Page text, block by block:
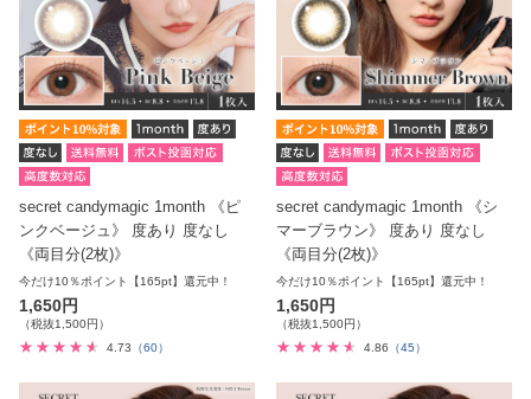
secret candymagic 1month 《ピ
ンクベージュ》 度あり 度なし
《両目分(2枚)》
今だけ10％ポイント【165pt】還元中！
1,650円
（税抜1,500円）
4.73 （60）
secret candymagic 1month 《シ
マーブラウン》 度あり 度なし
《両目分(2枚)》
今だけ10％ポイント【165pt】還元中！
1,650円
（税抜1,500円）
4.86
（45）